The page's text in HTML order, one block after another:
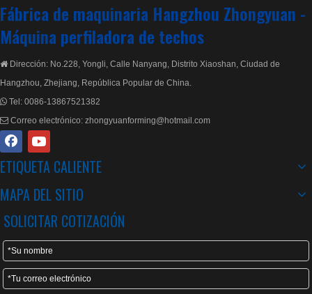
Fábrica de maquinaria Hangzhou Zhongyuan -
Máquina perfiladora de techos
 Dirección: No.228, Yongli, Calle Nanyang, Distrito Xiaoshan, Ciudad de
Hangzhou, Zhejiang, República Popular de China.
 Tel: 0086-13867521382
 Correo electrónico: zhongyuanforming@hotmail.com
ETIQUETA CALIENTE
MAPA DEL SITIO
SOLICITAR COTIZACIÓN